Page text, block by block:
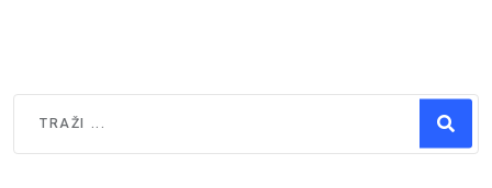
Type 2 or more characters for results.